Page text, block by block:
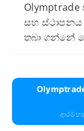
සහ
තබා ගන්නේ